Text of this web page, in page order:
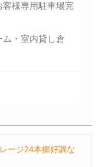
様専用駐車場完
・室内貸し倉
ージ24本郷好調な